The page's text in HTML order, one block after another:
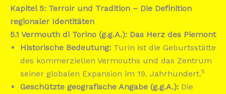
Kapitel 5: Terroir und Tradition – Die Definition
regionaler Identitäten
5.1 Vermouth di Torino (g.g.A.): Das Herz des Piemont
Historische Bedeutung: Turin ist die Geburtsstätte
des kommerziellen Vermouths und das Zentrum
seiner globalen Expansion im 19. Jahrhundert.5
Geschützte geografische Angabe (g.g.A.): Die